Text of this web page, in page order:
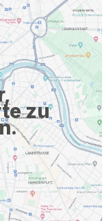
Ernährung,
Lern- und
von
Team, hohe
mit 361-Grad-
hohe Flexibilität
zu